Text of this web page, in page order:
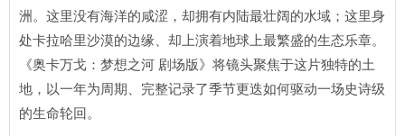
洲。这里没有海洋的咸涩，却拥有内陆最壮阔的水域；这里身
处卡拉哈里沙漠的边缘、却上演着地球上最繁盛的生态乐章。
《奥卡万戈：梦想之河 剧场版》将镜头聚焦于这片独特的土
地，以一年为周期、完整记录了季节更迭如何驱动一场史诗级
的生命轮回。